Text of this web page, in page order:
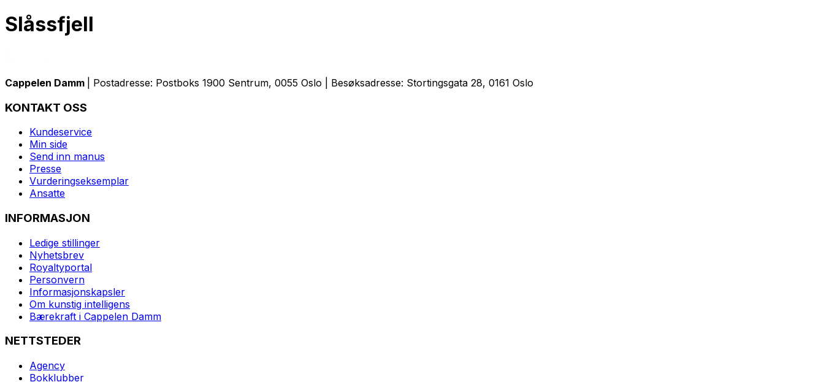
Slåssfjell
Cappelen Damm | Postadresse: Postboks 1900 Sentrum, 0055 Oslo | Besøksadresse: Stortingsgata 28, 0161 Oslo
KONTAKT OSS
Kundeservice
Min side
Send inn manus
Presse
Vurderingseksemplar
Ansatte
INFORMASJON
Ledige stillinger
Nyhetsbrev
Royaltyportal
Personvern
Informasjonskapsler
Om kunstig intelligens
Bærekraft i Cappelen Damm
NETTSTEDER
Agency
Bokklubber